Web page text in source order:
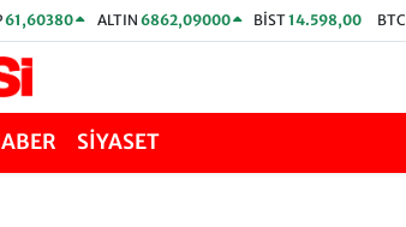
61,60380 ALTIN 6862,09000 BİST14.598,00 BTC
SİYASET